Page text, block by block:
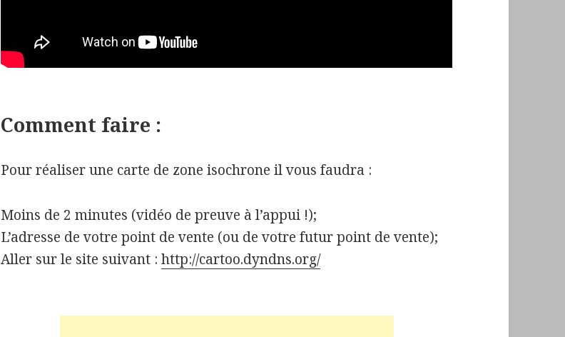
Comment faire :
Pour réaliser une carte de zone isochrone il vous faudra :
Moins de 2 minutes (vidéo de preuve à l’appui !);
L’adresse de votre point de vente (ou de votre futur point de vente);
Aller sur le site suivant :http://cartoo.dyndns.org/